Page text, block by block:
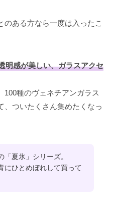
ある方なら一度は入ったこ
明感が美しい、ガラスアクセ
100種のヴェネチアンガラス
、ついたくさん集めたくなっ
「夏氷」シリーズ。
にひとめぼれして買って